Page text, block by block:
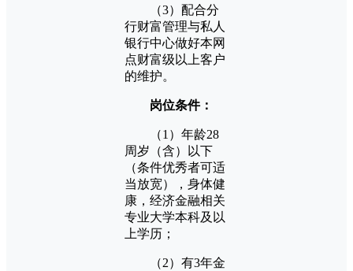
（3）配合分
行财富管理与私人
银行中心做好本网
点财富级以上客户
的维护。
岗位条件：
（1）年龄28
周岁（含）以下
（条件优秀者可适
当放宽），身体健
康，经济金融相关
专业大学本科及以
上学历；
（2）有3年金